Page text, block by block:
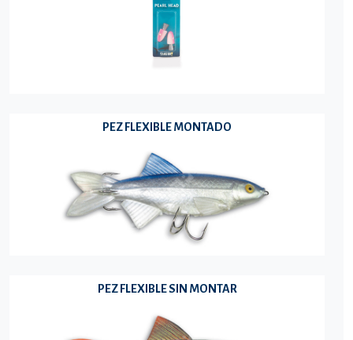
PEZ FLEXIBLE MONTADO
PEZ FLEXIBLE SIN MONTAR